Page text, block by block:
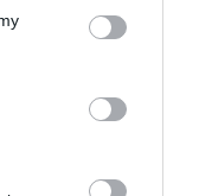
από
θάλασσες. Τα
οδεύει προς την
φτάσει μέχρι